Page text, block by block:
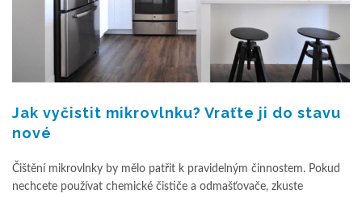
Jak vyčistit mikrovlnku? Vraťte ji do stavu
nové
Čištění mikrovlnky by mělo patřit k pravidelným činnostem. Pokud
nechcete používat chemické čističe a odmašťovače, zkuste